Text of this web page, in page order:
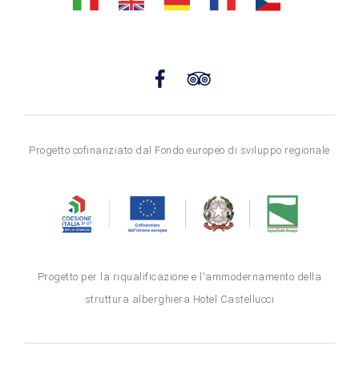
Progetto cofinanziato dal Fondo europeo di sviluppo regionale
Progetto per la riqualificazione e l'ammodernamento della
struttura alberghiera Hotel Castellucci